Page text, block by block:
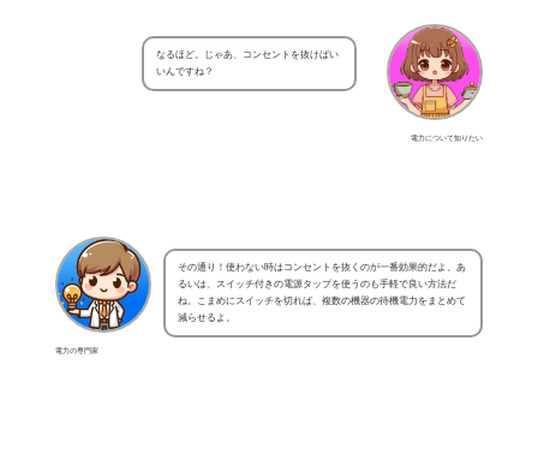
電力について知りたい
なるほど。じゃあ、コンセントを抜けばい
いんですね？
電力の専門家
その通り！使わない時はコンセントを抜くのが一番効果的だよ。あ
るいは、スイッチ付きの電源タップを使うのも手軽で良い方法だ
ね。こまめにスイッチを切れば、複数の機器の待機電力をまとめて
減らせるよ。